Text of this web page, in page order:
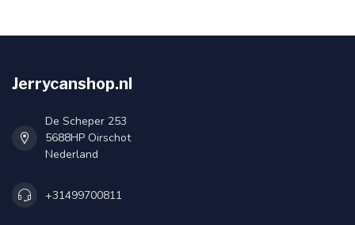
Jerrycanshop.nl
De Scheper 253
5688HP Oirschot
Nederland
+31499700811